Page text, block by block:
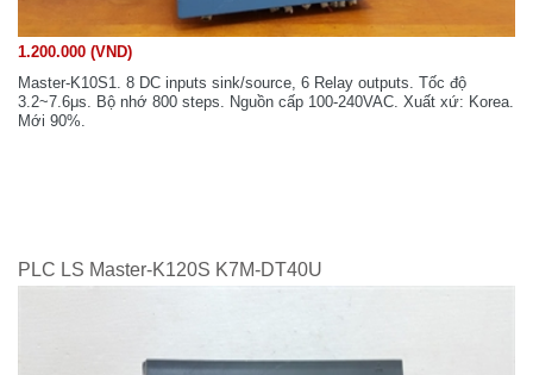
1.200.000 (VND)
Master-K10S1. 8 DC inputs sink/source, 6 Relay outputs. Tốc độ
3.2~7.6μs. Bộ nhớ 800 steps. Nguồn cấp 100-240VAC. Xuất xứ: Korea.
Mới 90%.
PLC LS Master-K120S K7M-DT40U